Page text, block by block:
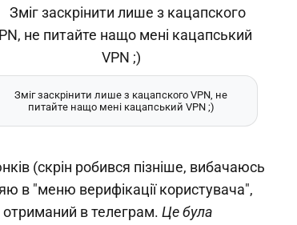
Зміг заскрінити лише з кацапского VPN, не
питайте нащо мені кацапський VPN ;)
(скрін робився пізніше, вибачаюсь
в "меню верифікації користувача",
отриманий в телеграм. Це була